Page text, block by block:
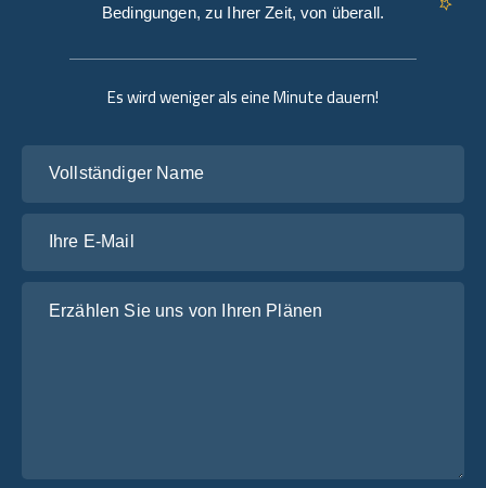
Es wird weniger als eine Minute dauern!
Bedingungen, zu Ihrer Zeit, von überall.